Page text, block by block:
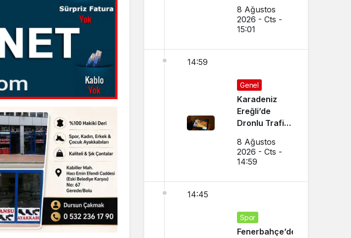
Çarpıştı
8 Ağustos
2026 - Cts -
15:01
14:59
Genel
Karadeniz
Ereğli’de
Dronlu Trafik
Yapılıyor
8 Ağustos
2026 - Cts -
14:59
14:45
Spor
Fenerbahçe’den